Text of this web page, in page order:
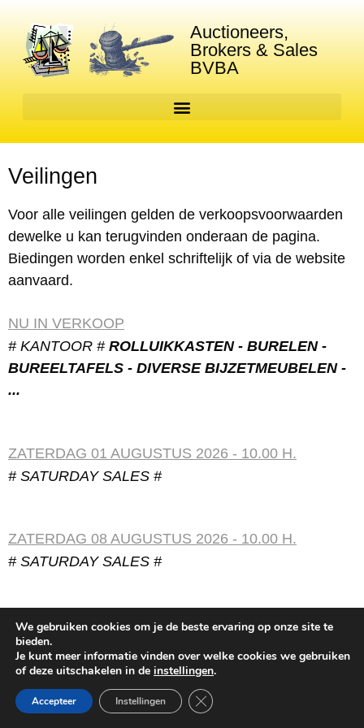
Auctioneers,
Brokers & Sales
BVBA
Veilingen
Voor alle veilingen gelden de verkoopsvoorwaarden
dewelke u kan terugvinden onderaan de pagina.
Biedingen worden enkel schriftelijk of via de website
aanvaard.
NU IN VERKOOP
# KANTOOR # ROLLUIKKASTEN - BURELEN -
BUREELTAFELS - DIVERSE BIJZETMEUBELEN -
...
ZATERDAG 01 AUGUSTUS 2026 - 10.00 H.
# SATURDAY SALES #
ZATERDAG 08 AUGUSTUS 2026 - 10.00 H.
# SATURDAY SALES #
Copyright ©2026 Veilinghuis A.B.S. bvba – Designed by
We gebruiken cookies om je de beste ervaring op onze site te
bieden.
Je kunt meer informatie vinden over welke cookies we gebruiken
of deze uitschakelen in de instellingen.
Accepteer Instellingen Sluit AVG/GDPR cookie banner